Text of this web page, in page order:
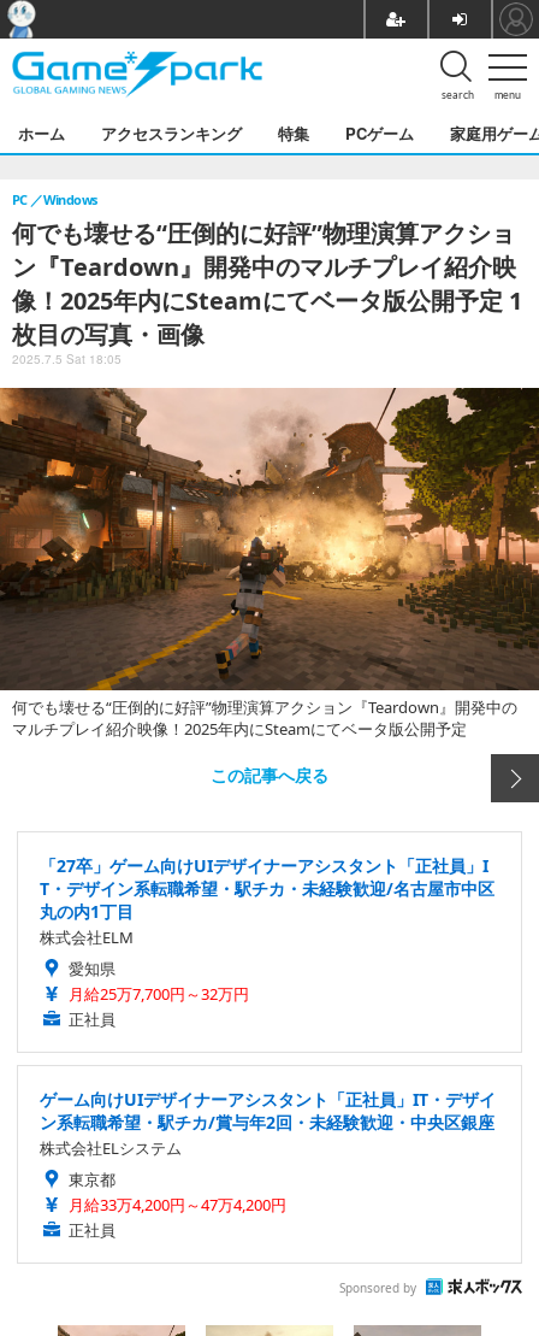
menu
search
ホーム アクセスランキング 特集 PCゲーム 家庭用ゲー
何でも壊せる“圧倒的に好評”物理演算アクショ
ン『Teardown』開発中のマルチプレイ紹介映
像！2025年内にSteamにてベータ版公開予定 1
枚目の写真・画像
PC Windows
2025.7.5 Sat 18:05
何でも壊せる“圧倒的に好評”物理演算アクション『Teardown』開発中の
マルチプレイ紹介映像！2025年内にSteamにてベータ版公開予定
この記事へ戻る
「27卒」ゲーム向けUIデザイナーアシスタント「正社員」I
T・デザイン系転職希望・駅チカ・未経験歓迎/名古屋市中区
丸の内1丁目
株式会社ELM
愛知県
月給25万7,700円～32万円
正社員
ゲーム向けUIデザイナーアシスタント「正社員」IT・デザイ
ン系転職希望・駅チカ/賞与年2回・未経験歓迎・中央区銀座
株式会社ELシステム
東京都
月給33万4,200円～47万4,200円
正社員
Sponsored by